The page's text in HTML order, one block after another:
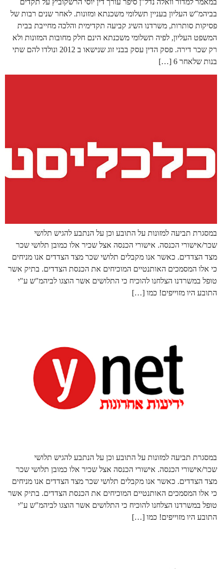
בביהמ"ש העליון בעניין תשלומי משכנתא ומזונות. לאחר שנים רבות של
פסיקות סותרות, משרדנו השיג קביעה תקדימית והלכה מחייבת בבית
המשפט העליון, לפיה תשלומי משכנתא הינם חלק מחובות המזונות ולא
רק שכר דירה. פסק הדין עסק בבני זוג שנישאו ב 2012 ונולדו להם שתי
בנות שלאחר 6 […]
במסגרת תביעה למזונות על התובע וכן על הנתבע להגיש תלושי
שכר/אישורי הכנסה. אישורי הכנסה אצל שכיר אלו כמובן תלושי שכר
מצד הצדדים. כאשר אנו מקבלים תלושי שכר מצד הצדדים אנו מניחים
כי אלו המסמכים האותנטיים המוכיחים את הכנסת הצדדים. בתיק אשר
טופל במשרדנו הצלחנו להוכיח כי התלושים אשר הוצגו לביהמ"ש ע"י
התובע היו מזוייפים! כמו […]
במסגרת תביעה למזונות על התובע וכן על הנתבע להגיש תלושי
שכר/אישורי הכנסה. אישורי הכנסה אצל שכיר אלו כמובן תלושי שכר
מצד הצדדים. כאשר אנו מקבלים תלושי שכר מצד הצדדים אנו מניחים
כי אלו המסמכים האותנטיים המוכיחים את הכנסת הצדדים. בתיק אשר
טופל במשרדנו הצלחנו להוכיח כי התלושים אשר הוצגו לביהמ"ש ע"י
התובע היו מזוייפים! כמו […]